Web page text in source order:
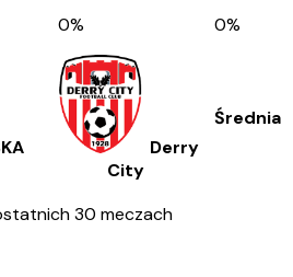
0% 0%
Derry
City
Średnia
30 meczach